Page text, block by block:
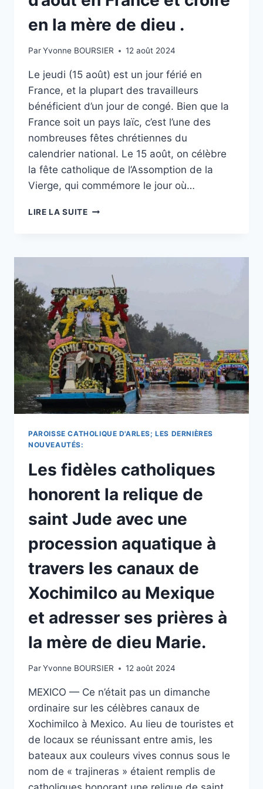
en la mère de dieu .
ParYvonne BOURSIER 12 août 2024
Le jeudi (15 août) est un jour férié en
France, et la plupart des travailleurs
bénéficient d’un jour de congé. Bien que la
France soit un pays laïc, c’est l’une des
nombreuses fêtes chrétiennes du
calendrier national. Le 15 août, on célèbre
la fête catholique de l’Assomption de la
Vierge, qui commémore le jour où…
LIRE LA SUITEÀ
LE
DE
VACANCES
D’AOÛT
EN
FRANCE
ET
CROIRE
EN
LA
DIEU
PAROISSE CATHOLIQUE D'ARLES; LES DERNIÈRES
NOUVEAUTÉS:
Les fidèles catholiques
honorent la relique de
saint Jude avec une
procession aquatique à
travers les canaux de
Xochimilco au Mexique
et adresser ses prières à
la mère de dieu Marie.
ParYvonne BOURSIER 12 août 2024
MEXICO — Ce n’était pas un dimanche
ordinaire sur les célèbres canaux de
Xochimilco à Mexico. Au lieu de touristes et
de locaux se réunissant entre amis, les
bateaux aux couleurs vives connus sous le
nom de « trajineras » étaient remplis de